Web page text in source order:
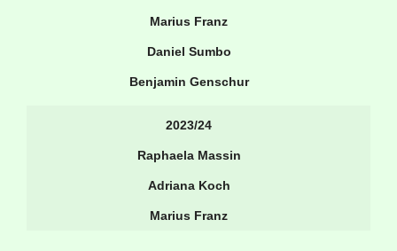
Marius Franz
Daniel Sumbo
Benjamin Genschur
2023/24
Raphaela Massin
Adriana Koch
Marius Franz